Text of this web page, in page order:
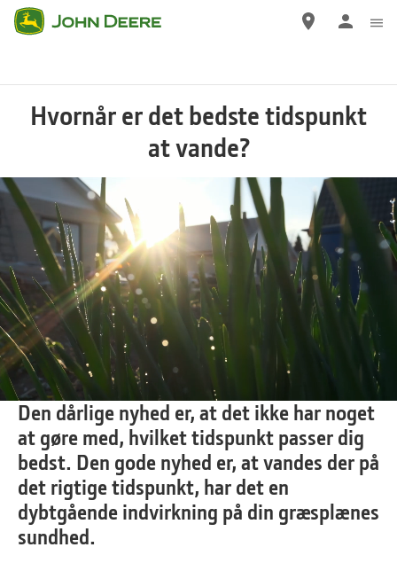
Gå
Hvornår er det bedste tidspunkt
at vande?
: 0%
0%
Time
Den dårlige nyhed er, at det ikke har noget
at gøre med, hvilket tidspunkt passer dig
bedst. Den gode nyhed er, at vandes der på
det rigtige tidspunkt, har det en
dybtgående indvirkning på din græsplænes
sundhed.